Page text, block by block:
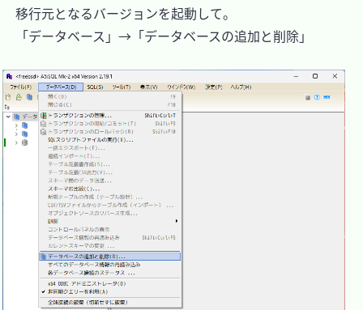
移行元となるバージョンを起動して。
「データベース」→「データベースの追加と削除」